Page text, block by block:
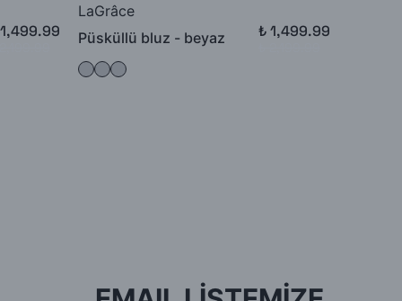
LaGrâce
Püsküllü bluz - beyaz
₺ 1,499.99